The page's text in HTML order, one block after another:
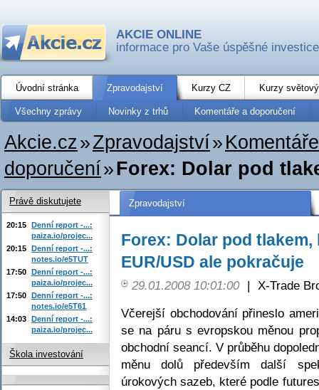
AKCIE ONLINE
informace pro Vaše úspěšné investice
Úvodní stránka Zpravodajství Kurzy CZ Kurzy
Všechny zprávy Novinky z trhů Komentáře a doporučení
Akcie.cz»Zpravodajství»
doporučení»Forex: Dolar pod
Zpravodajství
Forex: Dolar pod
EUR/USD ale pokračuje
29.01.2008 10:01:00 | X-Trade
Včerejší obchodování přineslo
se na páru s evropskou měnou
obchodní seancí. V průběhu
měnu dolů především další
úrokových sazeb, které podle
Právě diskutujete
20:15 Denní report -...:
paiza.io/projec...
20:15 Denní report -...:
notes.io/e5TUT
17:50 Denní report -...:
paiza.io/projec...
17:50 Denní report -...:
notes.io/e5T61
14:03 Denní report -...:
paiza.io/projec...
Škola investování